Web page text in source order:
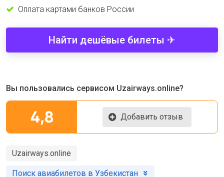
Оплата картами банков России
Найти дешёвые билеты ✈
Вы пользовались сервисом Uzairways.online?
4,8 Добавить отзыв
Uzairways.online
Поиск авиабилетов в Узбекистан